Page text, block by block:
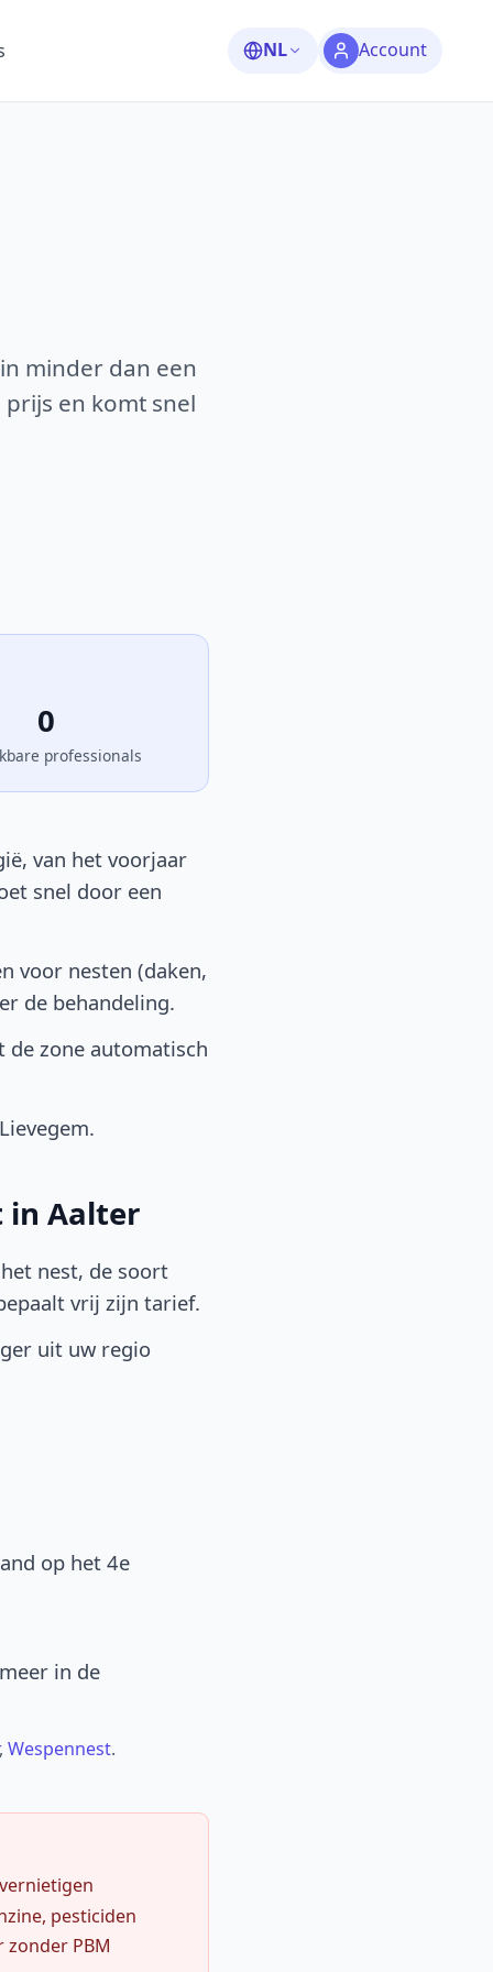
NL Account
minder dan een
en komt snel
0
professionals
van het voorjaar
snel door een
voor nesten (daken,
de behandeling.
zone automatisch
in Aalter
nest, de soort
vrij zijn tarief.
uit uw regio
op het 4e
in de
, Wespennest.
pesticiden
PBM